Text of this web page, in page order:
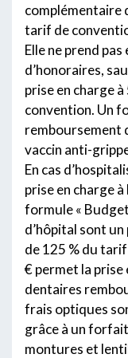
complémentaire
tarif de
Elle ne prend
d’honoraires,
prise en charge
convention. Un
remboursement
vaccin anti-
En cas
prise en charge
formule «
d’hôpital sont
de 125 % du
€ permet la prise
dentaires
frais optiques
grâce à un
montures et